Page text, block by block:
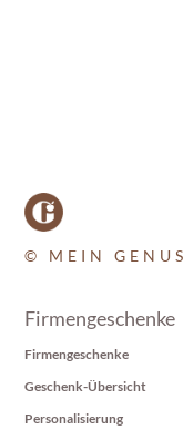
© MEIN
Firmengeschenke
Firmengeschenke
Geschenk-Übersicht
Personalisierung